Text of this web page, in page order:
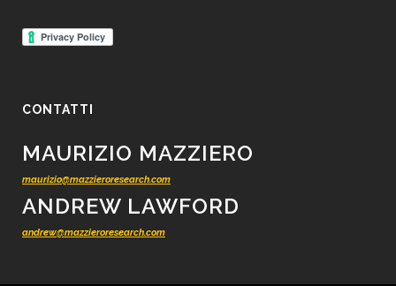
CONTATTI
MAURIZIO MAZZIERO
maurizio@mazzieroresearch.com
ANDREW LAWFORD
andrew@mazzieroresearch.com